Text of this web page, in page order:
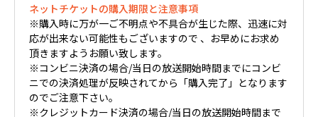
ネットチケットの購入期限と注意事項
※購入時に万が一ご不明点や不具合が生じた際、迅速に対
応が出来ない可能性もございますので 、お早めにお求め
頂きますようお願い致します。
※コンビニ決済の場合/当日の放送開始時間までにコンビ
ニでの決済処理が反映されてから「購入完了」となります
のでご注意下さい。
※クレジットカード決済の場合/当日の放送開始時間まで